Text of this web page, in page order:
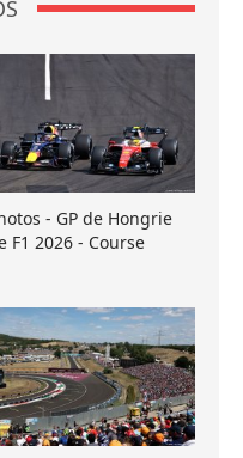
- GP de Hongrie
F1 2026 - Course